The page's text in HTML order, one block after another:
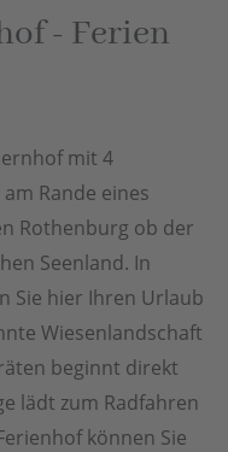
- Ferien
mit 4
Rande eines
Rothenburg ob der
Seenland. In
Sie hier Ihren Urlaub
Wiesenlandschaft
beginnt direkt
lädt zum Radfahren
können Sie